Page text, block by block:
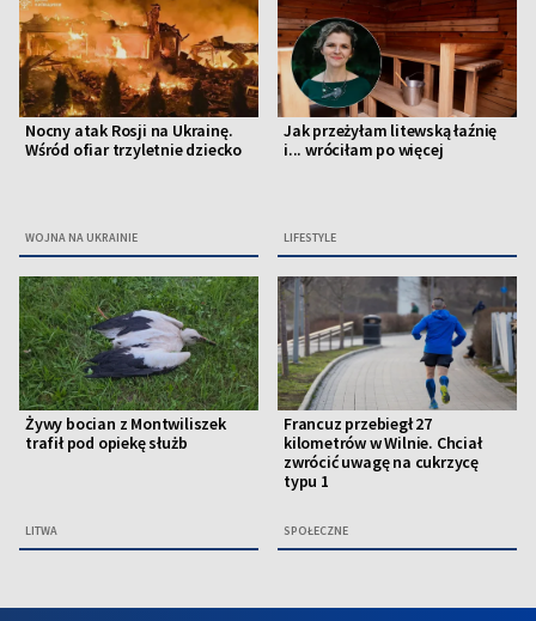
Nocny atak Rosji na Ukrainę.
Wśród ofiar trzyletnie dziecko
WOJNA NA UKRAINIE
Jak przeżyłam litewską łaźnię
i... wróciłam po więcej
LIFESTYLE
Żywy bocian z Montwiliszek
trafił pod opiekę służb
LITWA
Francuz przebiegł 27
kilometrów w Wilnie. Chciał
zwrócić uwagę na cukrzycę
typu 1
SPOŁECZNE